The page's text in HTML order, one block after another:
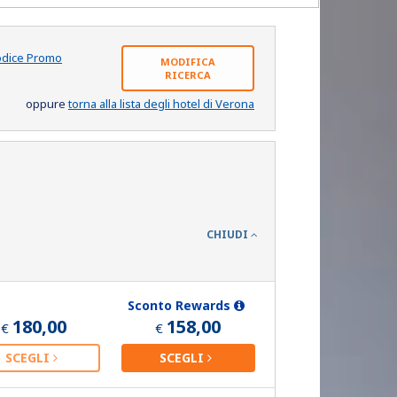
Promo
MODIFICA
RICERCA
oppuretorna alla lista degli hotel di Verona
CHIUDI
€ 180,00
SCEGLI
Sconto Rewards
€ 158,00
SCEGLI